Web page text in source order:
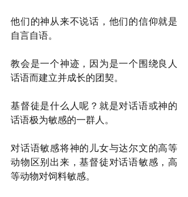
他们的神从来不说话，他们的信仰就是
自言自语。
教会是一个神迹，因为是一个围绕良人
话语而建立并成长的团契。
基督徒是什么人呢？就是对话语或神的
话语极为敏感的一群人。
对话语敏感将神的儿女与达尔文的高等
动物区别出来，基督徒对话语敏感，高
等动物对饲料敏感。